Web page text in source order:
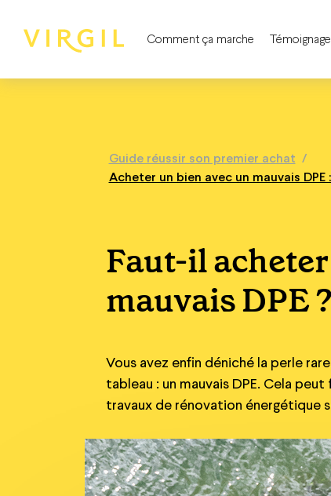
Comment ça marche
Guide réussir son premier achat /
Acheter un bien avec un mauvais DPE
Faut-il
mauvais DPE ?
Vous avez enfin déniché la perle
tableau : un mauvais DPE. Cela
travaux de rénovation énergétique